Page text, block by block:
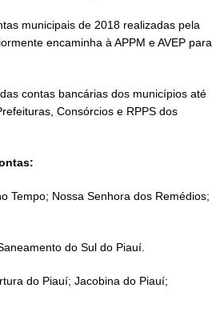
municipais de 2018 realizadas pela
encaminha à APPM e AVEP para
contas bancárias dos municípios até
Consórcios e RPPS dos
Tempo; Nossa Senhora dos Remédios;
do Sul do Piauí.
do Piauí; Jacobina do Piauí;